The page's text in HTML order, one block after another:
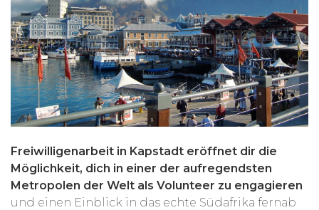
Freiwilligenarbeit in Kapstadt eröffnet dir die
Möglichkeit, dich in einer der aufregendsten
Metropolen der Welt als Volunteer zu engagieren
und einen Einblick in das echte Südafrika fernab